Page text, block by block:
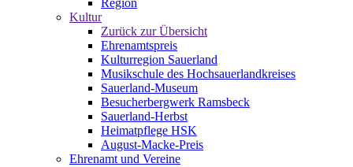
Region
Kultur
Zurück zur Übersicht
Ehrenamtspreis
Kulturregion Sauerland
Musikschule des Hochsauerlandkreises
Sauerland-Museum
Besucherbergwerk Ramsbeck
Sauerland-Herbst
Heimatpflege HSK
August-Macke-Preis
Ehrenamt und Vereine